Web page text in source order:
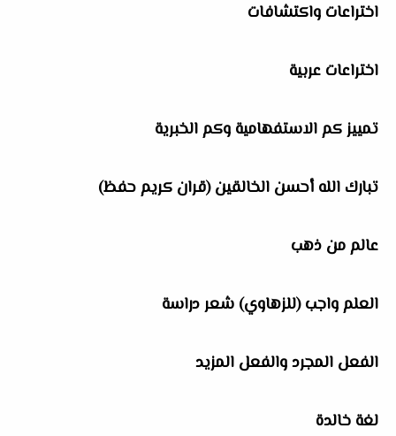
اختراعات واكتشافات
اختراعات عربية
تمييز كم الاستفهامية وكم الخبرية
تبارك الله أحسن الخالقين (قران كريم حفظ)
عالم من ذهب
العلم واجب (للزهاوي) شعر دراسة
الفعل المجرد والفعل المزيد
لغة خالدة